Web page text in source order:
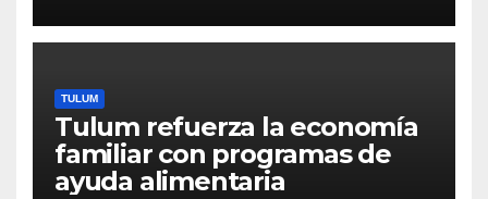
TULUM
Tulum refuerza la economía
familiar con programas de
ayuda alimentaria